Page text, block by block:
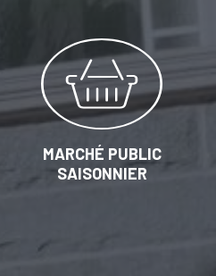
MARCHÉ PUBLIC
SAISONNIER